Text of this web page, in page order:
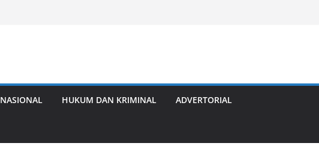
NASIONAL HUKUM DAN KRIMINAL ADVERTORIAL